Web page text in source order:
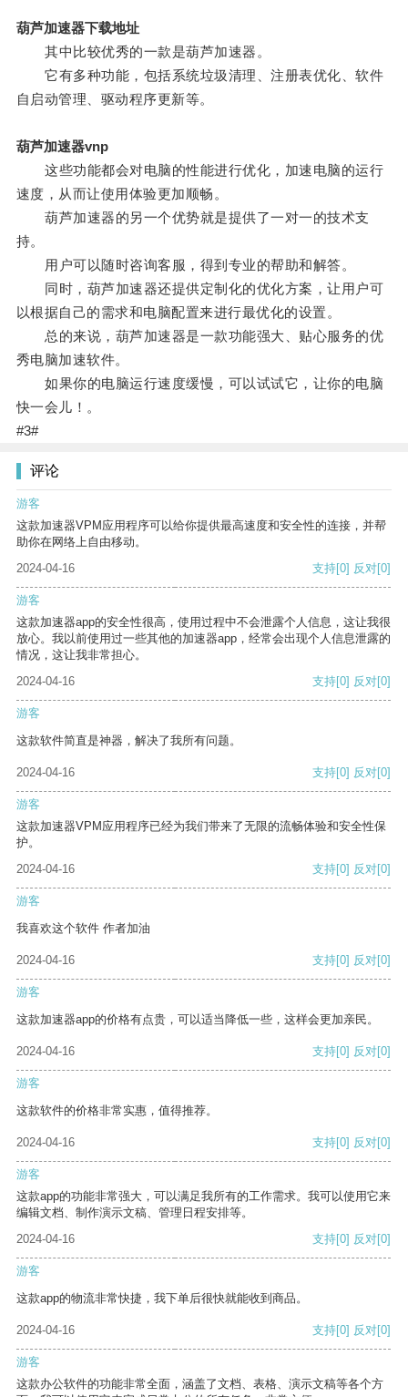
葫芦加速器下载地址
其中比较优秀的一款是葫芦加速器。
它有多种功能，包括系统垃圾清理、注册表优化、软件
自启动管理、驱动程序更新等。
葫芦加速器vnp
这些功能都会对电脑的性能进行优化，加速电脑的运行
速度，从而让使用体验更加顺畅。
葫芦加速器的另一个优势就是提供了一对一的技术支
持。
用户可以随时咨询客服，得到专业的帮助和解答。
同时，葫芦加速器还提供定制化的优化方案，让用户可
以根据自己的需求和电脑配置来进行最优化的设置。
总的来说，葫芦加速器是一款功能强大、贴心服务的优
秀电脑加速软件。
如果你的电脑运行速度缓慢，可以试试它，让你的电脑
快一会儿！。
#3#
评论
游客
这款加速器VPM应用程序可以给你提供最高速度和安全性的连接，并帮
助你在网络上自由移动。
2024-04-16
支持[0] 反对[0]
游客
这款加速器app的安全性很高，使用过程中不会泄露个人信息，这让我很
放心。我以前使用过一些其他的加速器app，经常会出现个人信息泄露的
情况，这让我非常担心。
2024-04-16
支持[0] 反对[0]
游客
这款软件简直是神器，解决了我所有问题。
2024-04-16 支持[0] 反对[0]
游客
这款加速器VPM应用程序已经为我们带来了无限的流畅体验和安全性保
护。
2024-04-16
支持[0] 反对[0]
游客
我喜欢这个软件 作者加油
2024-04-16 支持[0] 反对[0]
游客
这款加速器app的价格有点贵，可以适当降低一些，这样会更加亲民。
2024-04-16 支持[0] 反对[0]
游客
这款软件的价格非常实惠，值得推荐。
2024-04-16 支持[0] 反对[0]
游客
这款app的功能非常强大，可以满足我所有的工作需求。我可以使用它来
编辑文档、制作演示文稿、管理日程安排等。
2024-04-16
支持[0] 反对[0]
游客
这款app的物流非常快捷，我下单后很快就能收到商品。
2024-04-16 支持[0] 反对[0]
游客
这款办公软件的功能非常全面，涵盖了文档、表格、演示文稿等各个方